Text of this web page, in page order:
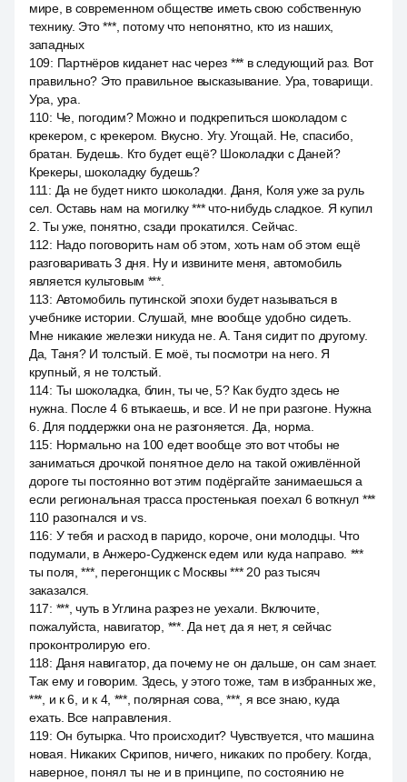
мире, в современном обществе иметь свою собственную
технику. Это ***, потому что непонятно, кто из наших,
западных
109: Партнёров киданет нас через *** в следующий раз. Вот
правильно? Это правильное высказывание. Ура, товарищи.
Ура, ура.
110: Че, погодим? Можно и подкрепиться шоколадом с
крекером, с крекером. Вкусно. Угу. Угощай. Не, спасибо,
братан. Будешь. Кто будет ещё? Шоколадки с Даней?
Крекеры, шоколадку будешь?
111 : Да не будет никто шоколадки. Даня, Коля уже за руль
сел. Оставь нам на могилку *** что-нибудь сладкое. Я купил
2. Ты уже, понятно, сзади прокатился. Сейчас.
112: Надо поговорить нам об этом, хоть нам об этом ещё
разговаривать 3 дня. Ну и извините меня, автомобиль
является культовым ***.
113: Автомобиль путинской эпохи будет называться в
учебнике истории. Слушай, мне вообще удобно сидеть.
Мне никакие железки никуда не. А. Таня сидит по другому.
Да, Таня? И толстый. Е моё, ты посмотри на него. Я
крупный, я не толстый.
114: Ты шоколадка, блин, ты че, 5? Как будто здесь не
нужна. После 4 6 втыкаешь, и все. И не при разгоне. Нужна
6. Для поддержки она не разгоняется. Да, норма.
115: Нормально на 100 едет вообще это вот чтобы не
заниматься дрочкой понятное дело на такой оживлённой
дороге ты постоянно вот этим подёргайте занимаешься а
если региональная трасса простенькая поехал 6 воткнул ***
110 разогнался и vs.
116: У тебя и расход в паридо, короче, они молодцы. Что
подумали, в Анжеро-Судженск едем или куда направо. ***
ты поля, ***, перегонщик с Москвы *** 20 раз тысяч
заказался.
117: ***, чуть в Углина разрез не уехали. Включите,
пожалуйста, навигатор, ***. Да нет, да я нет, я сейчас
проконтролирую его.
118: Даня навигатор, да почему не он дальше, он сам знает.
Так ему и говорим. Здесь, у этого тоже, там в избранных же,
***, и к 6, и к 4, ***, полярная сова, ***, я все знаю, куда
ехать. Все направления.
119: Он бутырка. Что происходит? Чувствуется, что машина
новая. Никаких Скрипов, ничего, никаких по пробегу. Когда,
наверное, понял ты не и в принципе, по состоянию не